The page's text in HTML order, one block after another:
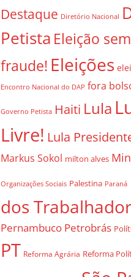
Destaque Diretório Nacional
Petista Eleição
fraude! Eleições
Encontro Nacional do DAP fora
Governo Petista Haiti Lula
Livre! Lula
Markus Sokol milton alves
Organizações Sociais Palestina Paraná
dos
Pernambuco Petrobrás
PT Reforma Agrária Reforma